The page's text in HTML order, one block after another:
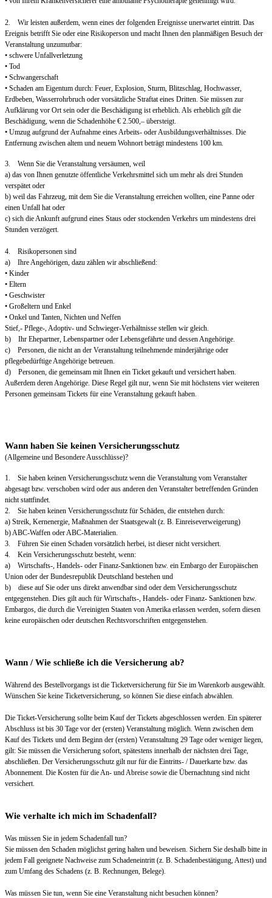
2. Wir leisten außerdem, wenn eines der folgenden Ereignisse unerwartet eintritt. Das
Ereignis betrifft Sie oder eine Risikoperson und macht Ihnen den planmäßigen Besuch der
Veranstaltung unzumutbar:
• schwere Unfallverletzung
• Tod
• Schwangerschaft
• Schaden am Eigentum durch: Feuer, Explosion, Sturm, Blitzschlag, Hochwasser,
Erdbeben, Wasserrohrbruch oder vorsätzliche Straftat eines Dritten. Sie müssen zur
Aufklärung vor Ort sein oder die Beschädigung ist erheblich. Als erheblich gilt die
Beschädigung, wenn die Schadenhöhe € 2.500,– übersteigt.
• Umzug aufgrund der Aufnahme eines Arbeits- oder Ausbildungsverhältnisses. Die
Entfernung zwischen altem und neuem Wohnort beträgt mindestens 100 km.
3. Wenn Sie die Veranstaltung versäumen, weil
a) das von Ihnen genutzte öffentliche Verkehrsmittel sich um mehr als drei Stunden
verspätet oder
b) weil das Fahrzeug, mit dem Sie die Veranstaltung erreichen wollten, eine Panne oder
einen Unfall hat oder
c) sich die Ankunft aufgrund eines Staus oder stockenden Verkehrs um mindestens drei
Stunden verzögert.
4. Risikopersonen sind
a) Ihre Angehörigen, dazu zählen wir abschließend:
• Kinder
• Eltern
• Geschwister
• Großeltern und Enkel
• Onkel und Tanten, Nichten und Neffen
Stief,- Pflege-, Adoptiv- und Schwieger-Verhältnisse stellen wir gleich.
b) Ihr Ehepartner, Lebenspartner oder Lebensgefährte und dessen Angehörige.
c) Personen, die nicht an der Veranstaltung teilnehmende minderjährige oder
pflegebedürftige Angehörige betreuen.
d) Personen, die gemeinsam mit Ihnen ein Ticket gekauft und versichert haben.
Außerdem deren Angehörige. Diese Regel gilt nur, wenn Sie mit höchstens vier weiteren
Personen gemeinsam Tickets für eine Veranstaltung gekauft haben.
Wann haben Sie keinen Versicherungsschutz
(Allgemeine und Besondere Ausschlüsse)?
1. Sie haben keinen Versicherungsschutz wenn die Veranstaltung vom Veranstalter
abgesagt bzw. verschoben wird oder aus anderen den Veranstalter betreffenden Gründen
nicht stattfindet.
2. Sie haben keinen Versicherungsschutz für Schäden, die entstehen durch:
a) Streik, Kernenergie, Maßnahmen der Staatsgewalt (z. B. Einreiseverweigerung)
b) ABC-Waffen oder ABC-Materialien.
3. Führen Sie einen Schaden vorsätzlich herbei, ist dieser nicht versichert.
4. Kein Versicherungsschutz besteht, wenn:
a) Wirtschafts-, Handels- oder Finanz-Sanktionen bzw. ein Embargo der Europäischen
Union oder der Bundesrepublik Deutschland bestehen und
b) diese auf Sie oder uns direkt anwendbar sind oder dem Versicherungsschutz
entgegenstehen. Dies gilt auch für Wirtschafts-, Handels- oder Finanz- Sanktionen bzw.
Embargos, die durch die Vereinigten Staaten von Amerika erlassen werden, sofern diesen
keine europäischen oder deutschen Rechtsvorschriften entgegenstehen.
Wann / Wie schließe ich die Versicherung ab?
Während des Bestellvorgangs ist die Ticketversicherung für Sie im Warenkorb ausgewählt.
Wünschen Sie keine Ticketversicherung, so können Sie diese einfach abwählen.
Die Ticket-Versicherung sollte beim Kauf der Tickets abgeschlossen werden. Ein späterer
Abschluss ist bis 30 Tage vor der (ersten) Veranstaltung möglich. Wenn zwischen dem
Kauf des Tickets und dem Beginn der (ersten) Veranstaltung 29 Tage oder weniger liegen,
gilt: Sie müssen die Versicherung sofort, spätestens innerhalb der nächsten drei Tage,
abschließen. Der Versicherungsschutz gilt nur für die Eintritts- / Dauerkarte bzw. das
Abonnement. Die Kosten für die An- und Abreise sowie die Übernachtung sind nicht
versichert.
Wie verhalte ich mich im Schadenfall?
Was müssen Sie in jedem Schadenfall tun?
Sie müssen den Schaden möglichst gering halten und beweisen. Sichern Sie deshalb bitte in
jedem Fall geeignete Nachweise zum Schadeneintritt (z. B. Schadenbestätigung, Attest) und
zum Umfang des Schadens (z. B. Rechnungen, Belege).
Was müssen Sie tun, wenn Sie eine Veranstaltung nicht besuchen können?